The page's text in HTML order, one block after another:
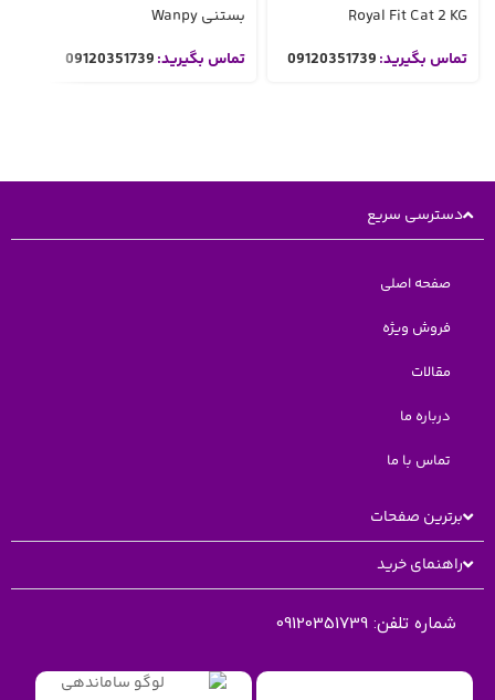
Royal Fit Cat 2 KG
تماس بگیرید:09120351739
بستنی Wanpy
تماس بگیرید:09120351739
دسترسی سریع
صفحه اصلی
فروش ویژه
مقالات
درباره ما
تماس با ما
برترین صفحات
راهنمای خرید
شماره تلفن: 09120351739